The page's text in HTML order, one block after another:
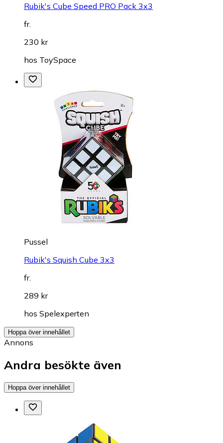
Rubik's Cube Speed PRO Pack 3x3
fr.
230 kr
hos ToySpace
Pussel
Rubik's Squish Cube 3x3
fr.
289 kr
hos Spelexperten
Hoppa över innehållet
Annons
Andra besökte även
Hoppa över innehållet